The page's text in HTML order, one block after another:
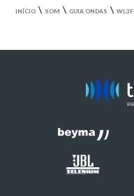
INÍCIO \ SOM \ GUIA ONDAS \